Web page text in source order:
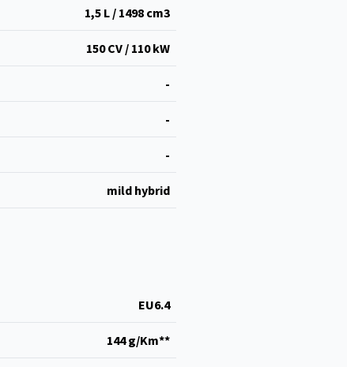
1,5 L / 1498 cm3
150 CV / 110 kW
-
-
-
mild hybrid
EU6.4
144 g/Km**